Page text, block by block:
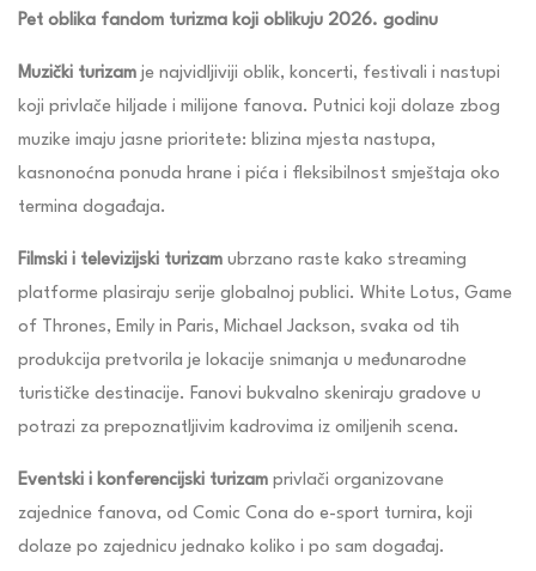
Pet oblika fandom turizma koji oblikuju 2026. godinu
Muzički turizam je najvidljiviji oblik, koncerti, festivali i nastupi
koji privlače hiljade i milijone fanova. Putnici koji dolaze zbog
muzike imaju jasne prioritete: blizina mjesta nastupa,
kasnonoćna ponuda hrane i pića i fleksibilnost smještaja oko
termina događaja.
Filmski i televizijski turizam ubrzano raste kako streaming
platforme plasiraju serije globalnoj publici. White Lotus, Game
of Thrones, Emily in Paris, Michael Jackson, svaka od tih
produkcija pretvorila je lokacije snimanja u međunarodne
turističke destinacije. Fanovi bukvalno skeniraju gradove u
potrazi za prepoznatljivim kadrovima iz omiljenih scena.
Eventski i konferencijski turizam privlači organizovane
zajednice fanova, od Comic Cona do e-sport turnira, koji
dolaze po zajednicu jednako koliko i po sam događaj.